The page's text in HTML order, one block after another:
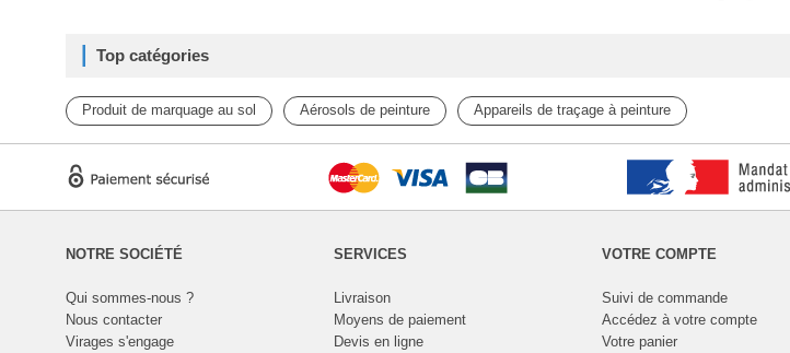
Top catégories
Produit de marquage au sol Aérosols de peinture Appareils de traçage à peinture
NOTRE SOCIÉTÉ
Qui sommes-nous ?
Nous contacter
Virages s'engage
SERVICES
Livraison
Moyens de paiement
Devis en ligne
VOTRE COMPTE
Suivi de commande
Accédez à votre compte
Votre panier